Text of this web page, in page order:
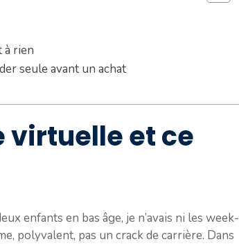
à rien
seule avant un achat
virtuelle et ce
enfants en bas âge, je n’avais ni les week-
polyvalent, pas un crack de carrière. Dans